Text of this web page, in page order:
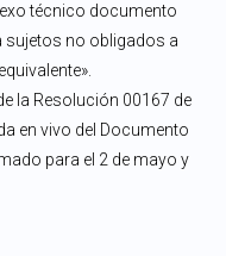
técnico documento
sujetos no obligados a
la Resolución 00167 de
en vivo del Documento
para el 2 de mayo y